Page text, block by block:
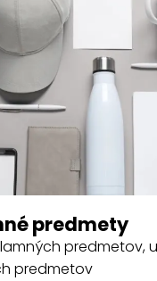
predmety
predmetov,
predmetov